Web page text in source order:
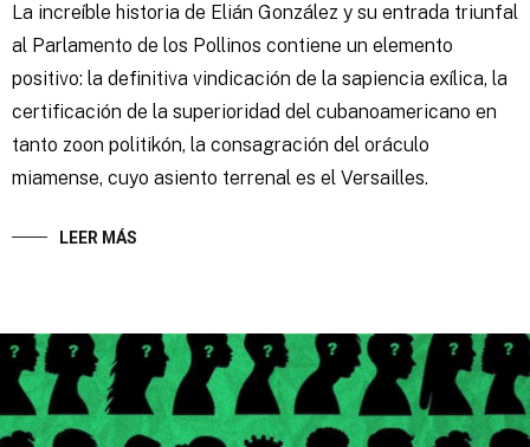
La increíble historia de Elián González y su entrada triunfal
al Parlamento de los Pollinos contiene un elemento
positivo: la definitiva vindicación de la sapiencia exílica, la
certificación de la superioridad del cubanoamericano en
tanto zoon politikón, la consagración del oráculo
miamense, cuyo asiento terrenal es el Versailles.
LEER MÁS